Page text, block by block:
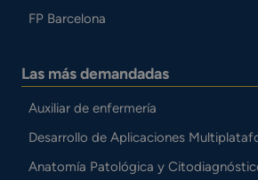
FP Barcelona
Las más demandadas
Auxiliar de enfermería
Desarrollo de Aplicaciones
Anatomía Patológica y